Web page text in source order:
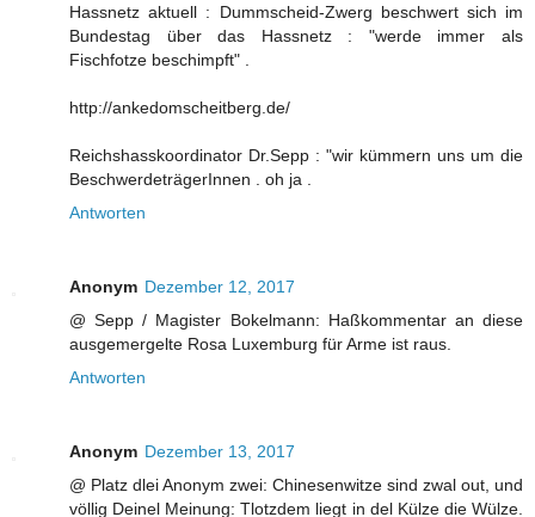
Hassnetz aktuell : Dummscheid-Zwerg beschwert sich im
Bundestag über das Hassnetz : "werde immer als
Fischfotze beschimpft" .
http://ankedomscheitberg.de/
Reichshasskoordinator Dr.Sepp : "wir kümmern uns um die
BeschwerdeträgerInnen . oh ja .
Antworten
Anonym Dezember 12, 2017
@ Sepp / Magister Bokelmann: Haßkommentar an diese
ausgemergelte Rosa Luxemburg für Arme ist raus.
Antworten
Anonym Dezember 13, 2017
@ Platz dlei Anonym zwei: Chinesenwitze sind zwal out, und
völlig Deinel Meinung: Tlotzdem liegt in del Külze die Wülze.